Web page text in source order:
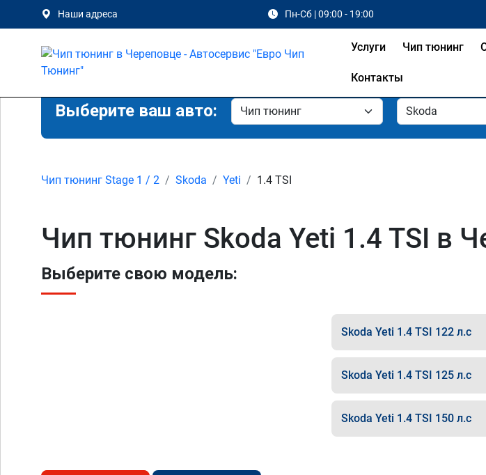
Наши адреса Пн-Сб | 09:00 - 19:00
Услуги Чип тюнинг
Контакты
Выберите ваш авто:
Чип тюнинг Stage 1 / 2 Skoda Yeti 1.4 TSI
Чип тюнинг Skoda Yeti 1.4 TSI в
Выберите свою модель:
Skoda Yeti 1.4 TSI 122 л.с
Skoda Yeti 1.4 TSI 125 л.с
Skoda Yeti 1.4 TSI 150 л.с